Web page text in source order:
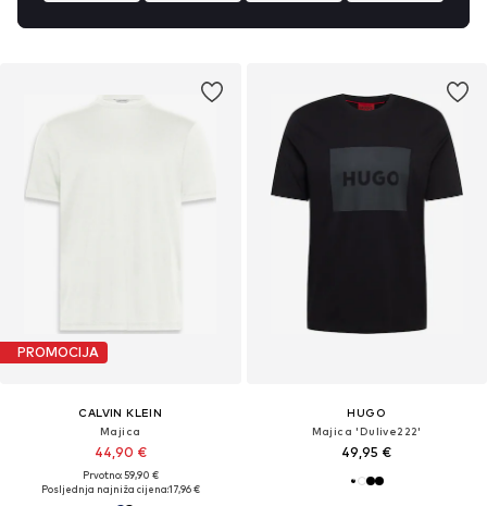
PROMOCIJA
CALVIN KLEIN
Majica
44,90 €
Prvotno: 59,90 €
Posljednja najniža cijena:17,96 €
HUGO
Majica 'Dulive222'
49,95 €